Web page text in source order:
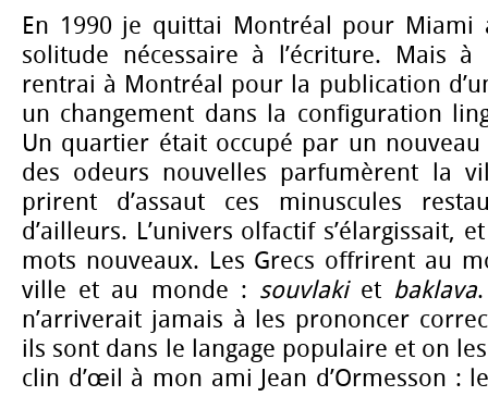
En 1990 je quittai Montréal pour
solitude nécessaire à l’écriture. Mais
rentrai à Montréal pour la publication
un changement dans la configuration
Un quartier était occupé par un
des odeurs nouvelles parfumèrent la
prirent d’assaut ces minuscules
d’ailleurs. L’univers olfactif s’élargissait,
mots nouveaux. Les Grecs offrirent au
ville et au monde : souvlakiet baklava
n’arriverait jamais à les prononcer
ils sont dans le langage populaire et on
clin d’œil à mon ami Jean d’Ormesson :